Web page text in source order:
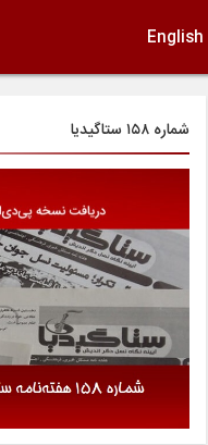
English
شماره ۱۵۸ ستاگیدیا